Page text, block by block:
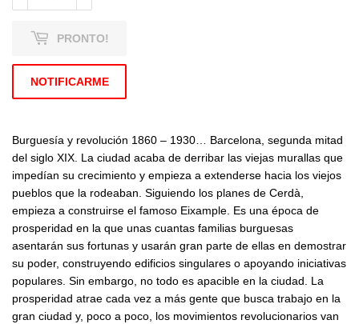
PRONTO!
NOTIFICARME
Burguesía y revolución 1860 – 1930… Barcelona, segunda mitad
del siglo XIX. La ciudad acaba de derribar las viejas murallas que
impedían su crecimiento y empieza a extenderse hacia los viejos
pueblos que la rodeaban. Siguiendo los planes de Cerdà,
empieza a construirse el famoso Eixample. Es una época de
prosperidad en la que unas cuantas familias burguesas
asentarán sus fortunas y usarán gran parte de ellas en demostrar
su poder, construyendo edificios singulares o apoyando iniciativas
populares. Sin embargo, no todo es apacible en la ciudad. La
prosperidad atrae cada vez a más gente que busca trabajo en la
gran ciudad y, poco a poco, los movimientos revolucionarios van